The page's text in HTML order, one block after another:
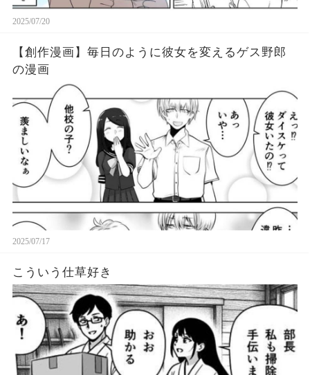
2025/07/20
【創作漫画】毎日のように彼女を変えるゲス野郎
の漫画
2025/07/17
こういう仕草好き